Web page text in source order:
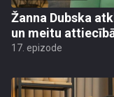
Žanna Dubska
un meitu
17. epizode